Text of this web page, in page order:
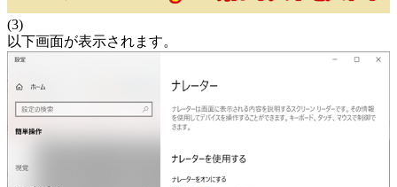
(3)
以下画面が表示されます。